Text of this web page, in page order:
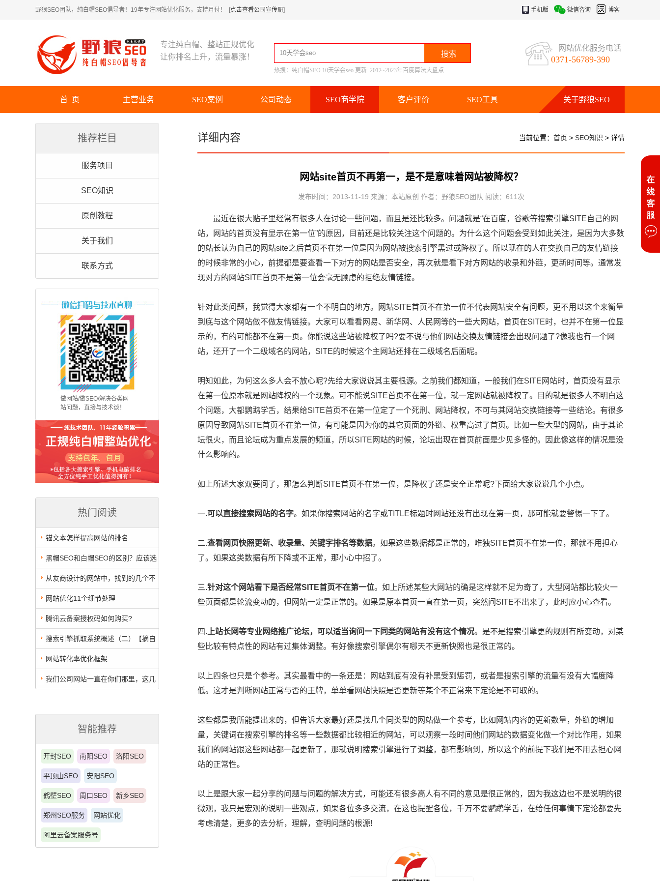
野狼SEO团队，纯白帽SEO倡导者！19年专注网站优化服务，支持月付！ [点击查看公司宣传册] 手机版 微信咨询 博客
专注纯白帽、整站正规优化
让你排名上升，流量暴涨！
热搜： 纯白帽SEO 10天学会seo 更新 2012~2023年百度算法大盘点
网站优化服务电话
0371-56789-390
首 页 主营业务 SEO案例 公司动态 SEO商学院 客户评价 SEO工具 关于野狼SEO
推荐栏目
服务项目
SEO知识
原创教程
关于我们
联系方式
做网站/做SEO/解决各类网
站问题，直接与技术谈！
热门阅读
锚文本怎样提高网站的排名
黑帽SEO和白帽SEO的区别？应该选
择哪一种做优化呢？
从友商设计的网站中，找到的几个不
利于SEO的缺点
网站优化11个细节处理
腾讯云备案授权码如何购买?
搜索引擎抓取系统概述（二）【摘自
百度站长平台LEE】
网站转化率优化框架
我们公司网站一直在你们那里，这几
智能推荐
开封SEO 南阳SEO 洛阳SEO
平顶山SEO 安阳SEO
鹤壁SEO 周口SEO 新乡SEO
郑州SEO服务 网站优化
阿里云备案服务号
详细内容 当前位置： 首页 > SEO知识 > 详情
网站site首页不再第一，是不是意味着网站被降权？
发布时间：2013-11-19 来源：本站原创 作者：野狼SEO团队 阅读： 611 次
最近在很大贴子里经常有很多人在讨论一些问题，而且是还比较多。问题就是“在百度，谷歌等搜索引擎SITE自己的网
站，网站的首页没有显示在第一位”的原因，目前还是比较关注这个问题的。为什么这个问题会受到如此关注，是因为大多数
的站长认为自己的网站site之后首页不在第一位是因为网站被搜索引擎黑过或降权了。所以现在的人在交换自己的友情链接
的时候非常的小心，前提都是要查看一下对方的网站是否安全，再次就是看下对方网站的收录和外链，更新时间等。通常发
现对方的网站SITE首页不是第一位会毫无顾虑的拒绝友情链接。
针对此类问题，我觉得大家都有一个不明白的地方。网站SITE首页不在第一位不代表网站安全有问题，更不用以这个来衡量
到底与这个网站做不做友情链接。大家可以看看网易、新华网、人民网等的一些大网站，首页在SITE时，也并不在第一位显
示的，有的可能都不在第一页。你能说这些站被降权了吗?要不说与他们网站交换友情链接会出现问题了?像我也有一个网
站，还开了一个二级域名的网站，SITE的时候这个主网站还排在二级域名后面呢。
明知如此，为何这么多人会不放心呢?先给大家说说其主要根源。之前我们都知道，一般我们在SITE网站时，首页没有显示
在第一位原本就是网站降权的一个现象。可不能说SITE首页不在第一位，就一定网站就被降权了。目的就是很多人不明白这
个问题，大都鹦鹉学舌，结果给SITE首页不在第一位定了一个死刑、网站降权，不可与其网站交换链接等一些结论。有很多
原因导致网站SITE首页不在第一位，有可能是因为你的其它页面的外链、权重高过了首页。比如一些大型的网站，由于其论
坛很火，而且论坛成为重点发展的频道，所以SITE网站的时候，论坛出现在首页前面是少见多怪的。因此像这样的情况是没
什么影响的。
如上所述大家双要问了，那怎么判断SITE首页不在第一位，是降权了还是安全正常呢?下面给大家说说几个小点。
一.可以直接搜索网站的名字。如果你搜索网站的名字或TITLE标题时网站还没有出现在第一页，那可能就要警惕一下了。
二.查看网页快照更新、收录量、关键字排名等数据。如果这些数据都是正常的，唯独SITE首页不在第一位，那就不用担心
了。如果这类数据有所下降或不正常，那小心中招了。
三.针对这个网站看下是否经常SITE首页不在第一位。如上所述某些大网站的确是这样就不足为奇了，大型网站都比较火一
些页面都是轮流变动的，但网站一定是正常的。如果是原本首页一直在第一页，突然间SITE不出来了，此时应小心查看。
四. 上站长网等专业网络推广论坛，可以适当询问一下同类的网站有没有这个情况。是不是搜索引擎更的规则有所变动，对某
些比较有特点性的网站有过集体调整。有好像搜索引擎偶尔有哪天不更新快照也是很正常的。
以上四条也只是个参考。其实最看中的一条还是：网站到底有没有补黑受到惩罚，或者是搜索引擎的流量有没有大幅度降
低。这才是判断网站正常与否的王牌，单单看网站快照是否更新等某个不正常来下定论是不可取的。
这些都是我所能提出来的，但告诉大家最好还是找几个同类型的网站做一个参考，比如网站内容的更新数量，外链的增加
量，关键词在搜索引擎的排名等一些数据都比较相近的网站，可以观察一段时间他们网站的数据变化做一个对比作用，如果
我们的网站跟这些网站都一起更新了，那就说明搜索引擎进行了调整，都有影响到，所以这个的前提下我们是不用去担心网
站的正常性。
以上是跟大家一起分享的问题与问题的解决方式，可能还有很多高人有不同的意见是很正常的，因为我这边也不是说明的很
微观，我只是宏观的说明一些观点，如果各位多多交流，在这也提醒各位，千万不要鹦鹉学舌，在给任何事情下定论都要先
考虑清楚，更多的去分析，理解，查明问题的根源!